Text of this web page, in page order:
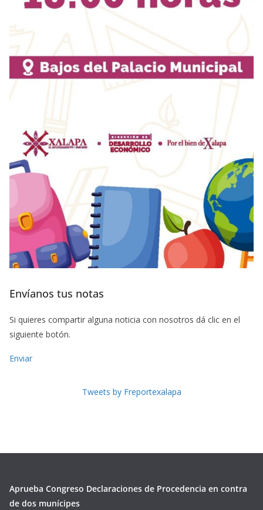
Envíanos tus notas
Si quieres compartir alguna noticia con nosotros dá clic en el
siguiente botón.
Enviar
Tweets by Freportexalapa
Aprueba Congreso Declaraciones de Procedencia en contra
de dos munícipes